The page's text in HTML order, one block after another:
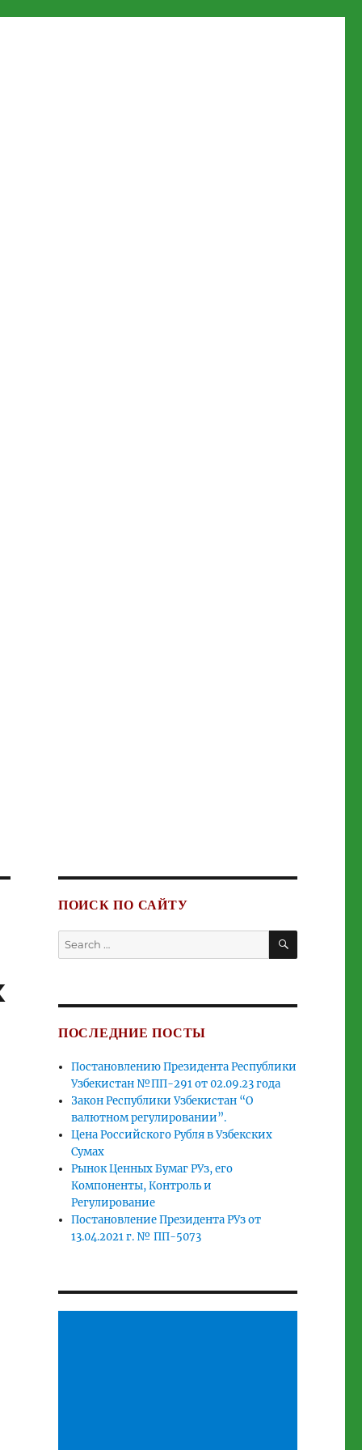
ПОИСК ПО САЙТУ
Search
for:
SEARCH
ПОСЛЕДНИЕ ПОСТЫ
Постановлению Президента Республики
Узбекистан №ПП-291 от 02.09.23 года
Закон Республики Узбекистан “О
валютном регулировании”.
Цена Российского Рубля в Узбекских
Сумах
Рынок Ценных Бумаг РУз, его
Компоненты, Контроль и
Регулирование
Постановление Президента РУз от
13.04.2021 г. № ПП-5073